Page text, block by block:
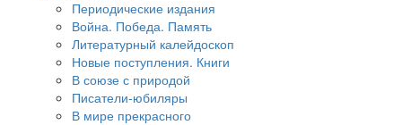
Периодические издания
Война. Победа. Память
Литературный калейдоскоп
Новые поступления. Книги
В союзе с природой
Писатели-юбиляры
В мире прекрасного